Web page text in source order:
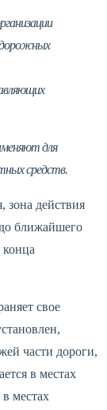
дорожных
для
средств.
зона действия
ближайшего
конца
свое
части дороги,
в местах
местах